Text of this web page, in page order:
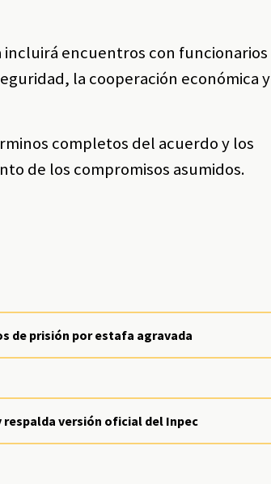
incluirá encuentros con funcionarios
la cooperación económica y
completos del acuerdo y los
de los compromisos asumidos.
de prisión por estafa agravada
versión oficial del Inpec